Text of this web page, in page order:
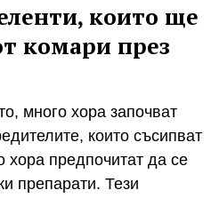
които ще
комари през
много хора започват
които съсипват
хора предпочитат да се
препарати. Тези